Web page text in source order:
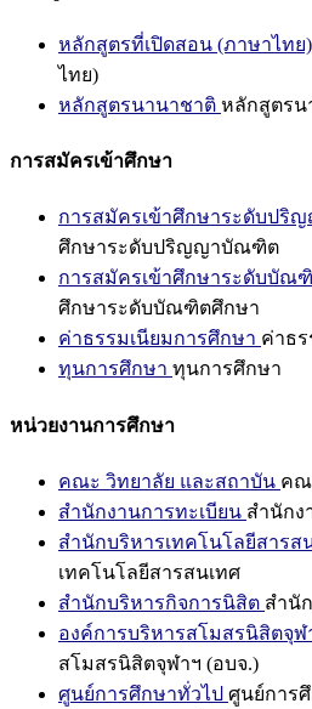
หลักสูตรที่เปิดสอน (ภาษาไทย)
ไทย)
หลักสูตรนานาชาติ หลักสูตรน
การสมัครเข้าศึกษา
การสมัครเข้าศึกษาระดับปริ
ศึกษาระดับปริญญาบัณฑิต
การสมัครเข้าศึกษาระดับบัณ
ศึกษาระดับบัณฑิตศึกษา
ค่าธรรมเนียมการศึกษา ค่าธ
ทุนการศึกษา ทุนการศึกษา
หน่วยงานการศึกษา
คณะ วิทยาลัย และสถาบัน คณ
สำนักงานการทะเบียน สำนักง
สำนักบริหารเทคโนโลยีสารส
เทคโนโลยีสารสนเทศ
สำนักบริหารกิจการนิสิต สำนั
องค์การบริหารสโมสรนิสิตจุฬ
สโมสรนิสิตจุฬาฯ (อบจ.)
ศูนย์การศึกษาทั่วไป ศูนย์การ